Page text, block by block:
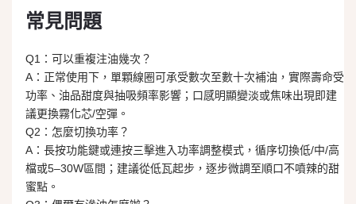
常見問題
Q1：可以重複注油幾次？
A：正常使用下，單顆線圈可承受數次至數十次補油，實際壽命受
功率、油品甜度與抽吸頻率影響；口感明顯變淡或焦味出現即建
議更換霧化芯/空彈。
Q2：怎麼切換功率？
A：長按功能鍵或連按三擊進入功率調整模式，循序切換低/中/高
檔或5–30W區間；建議從低瓦起步，逐步微調至順口不噴辣的甜
蜜點。